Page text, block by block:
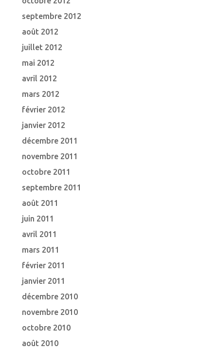
septembre 2012
août 2012
juillet 2012
mai 2012
avril 2012
mars 2012
février 2012
janvier 2012
décembre 2011
novembre 2011
octobre 2011
septembre 2011
août 2011
juin 2011
avril 2011
mars 2011
février 2011
janvier 2011
décembre 2010
novembre 2010
octobre 2010
août 2010